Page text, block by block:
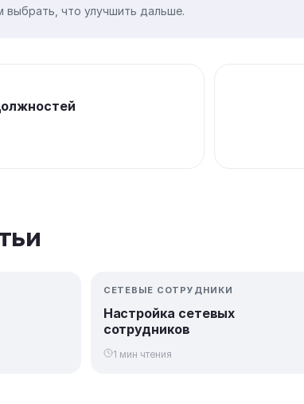
выбрать, что улучшить дальше.
СЕТЕВЫЕ СОТРУДНИКИ
Настройка сетевых
сотрудников
1 мин чтения